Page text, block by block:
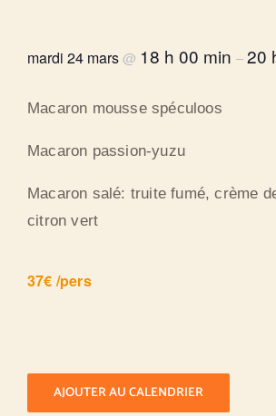
mardi 24 mars@ 18 h 00 min –20
Macaron mousse spéculoos
Macaron passion-yuzu
Macaron salé: truite fumé, crème
citron vert
37€ /pers
AJOUTER AU CALENDRIER